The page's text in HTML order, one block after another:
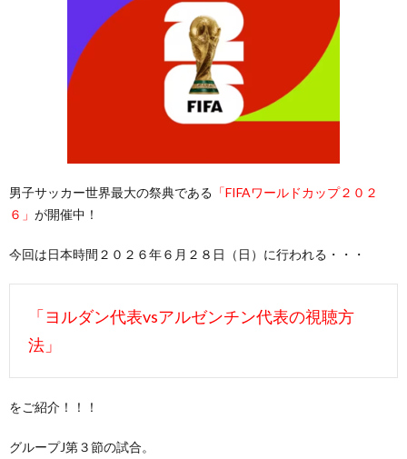
男子サッカー世界最大の祭典である 「FIFAワールドカップ２０２
６」 が開催中！
今回は日本時間２０２６年６月２８日（日）に行われる・・・
「ヨルダン代表vsアルゼンチン代表の視聴方
法」
をご紹介！！！
グループJ第３節の試合。